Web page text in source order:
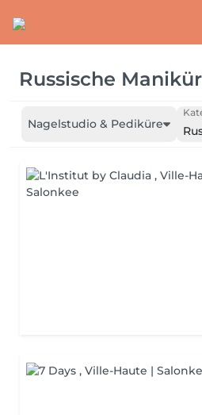
Russische
Nagelstudio & Pediküre